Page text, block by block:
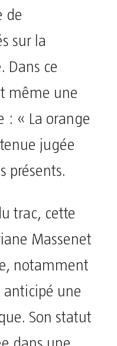
de
sur la
Dans ce
même une
: « La orange
jugée
présents.
trac, cette
Massenet
notamment
anticipé une
Son statut